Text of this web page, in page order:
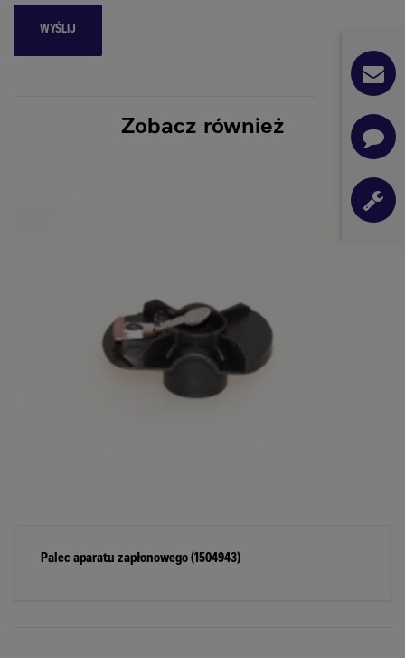
Zobacz również
Palec aparatu zapłonowego (1504943)